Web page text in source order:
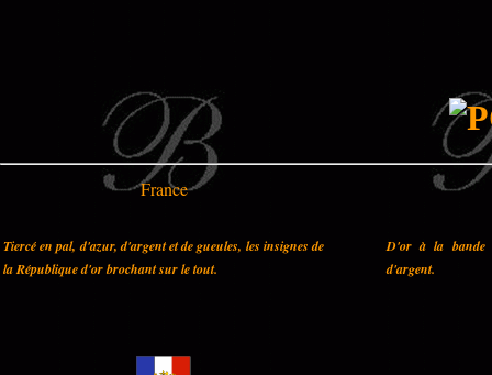
France
Tiercé en pal, d'azur, d'argent et de gueules, les insignes de
la République d'or brochant sur le tout.
D'or à la bande
d'argent.